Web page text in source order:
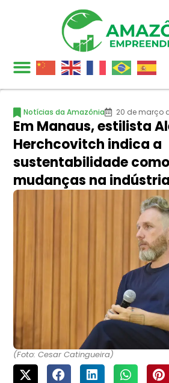
Notícias da Amazônia 20 de março
Em Manaus, estilista
Herchcovitch indica a
sustentabilidade
mudanças na
(Foto: Cesar Catingueira)